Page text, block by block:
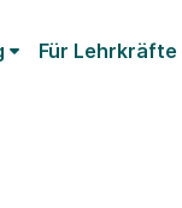
Für Lehrkräfte